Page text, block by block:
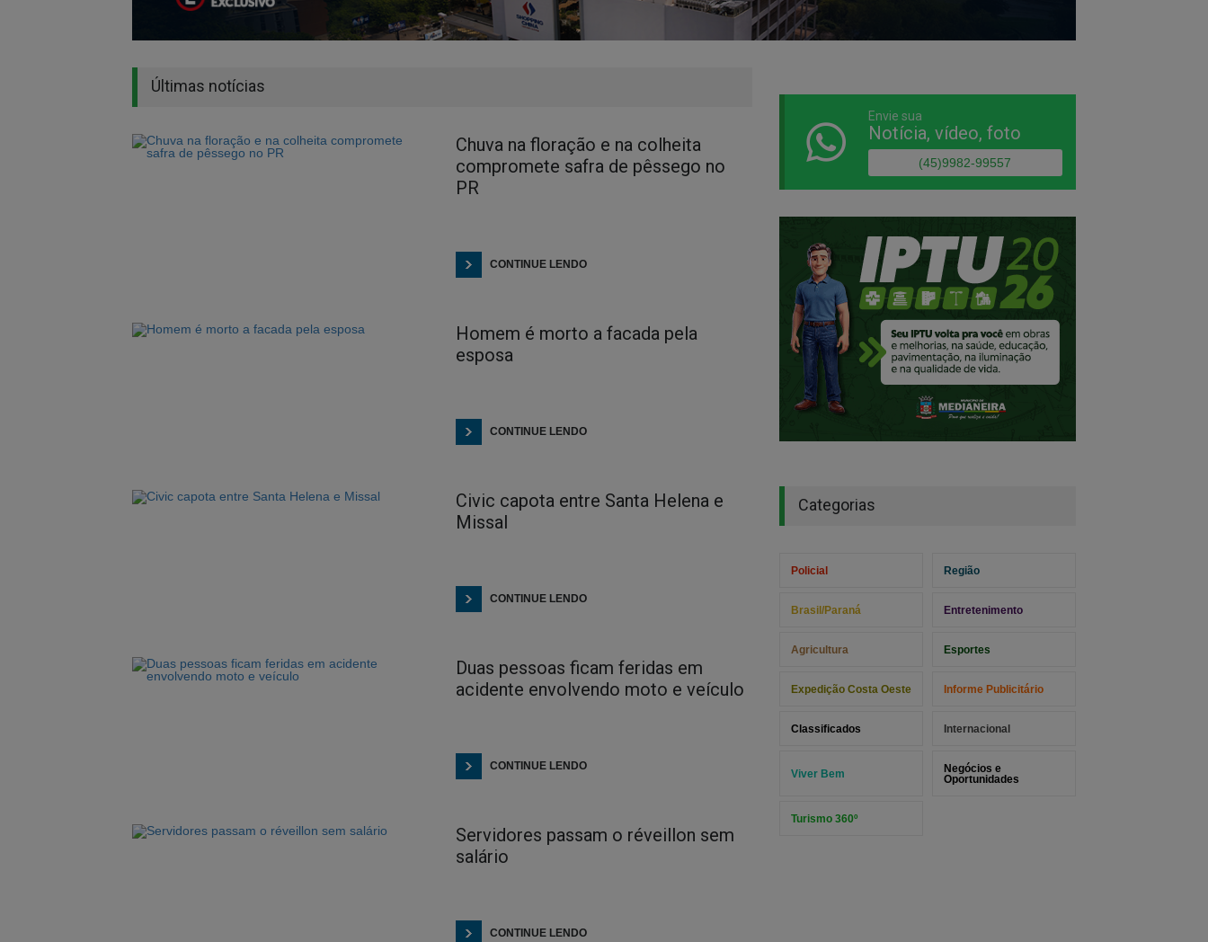
Últimas notícias
Chuva na floração e na colheita
compromete safra de pêssego no
PR
CONTINUE LENDO
Homem é morto a facada pela
esposa
CONTINUE LENDO
Civic capota entre Santa Helena e
Missal
CONTINUE LENDO
Duas pessoas ficam feridas em
acidente envolvendo moto e veículo
CONTINUE LENDO
Servidores passam o réveillon sem
salário
CONTINUE LENDO
Envie sua
Notícia, vídeo, foto
(45)9982-99557
Categorias
Policial Região
Brasil/Paraná Entretenimento
Agricultura Esportes
Expedição Costa Oeste Informe Publicitário
Classificados Internacional
Viver Bem
Negócios e
Oportunidades
Turismo 360º